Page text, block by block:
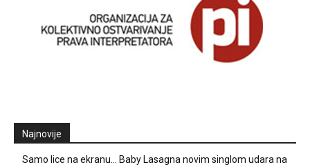
Najnovije
Samo lice na ekranu… Baby Lasagna novim singlom udara na